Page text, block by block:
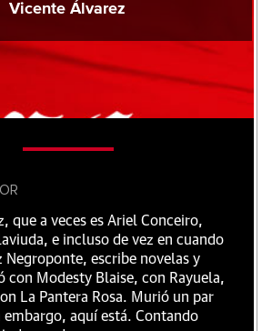
Vicente Álvarez
que a veces es Ariel Conceiro,
e incluso de vez en cuando
Negroponte, escribe novelas y
con Modesty Blaise, con Rayuela,
La Pantera Rosa. Murió un par
embargo, aquí está. Contando